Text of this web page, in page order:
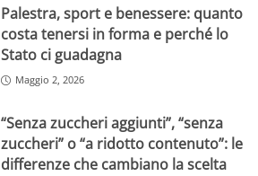
Palestra, sport e benessere: quanto
costa tenersi in forma e perché lo
Stato ci guadagna
Maggio 2, 2026
“Senza zuccheri aggiunti”, “senza
zuccheri” o “a ridotto contenuto”: le
differenze che cambiano la scelta